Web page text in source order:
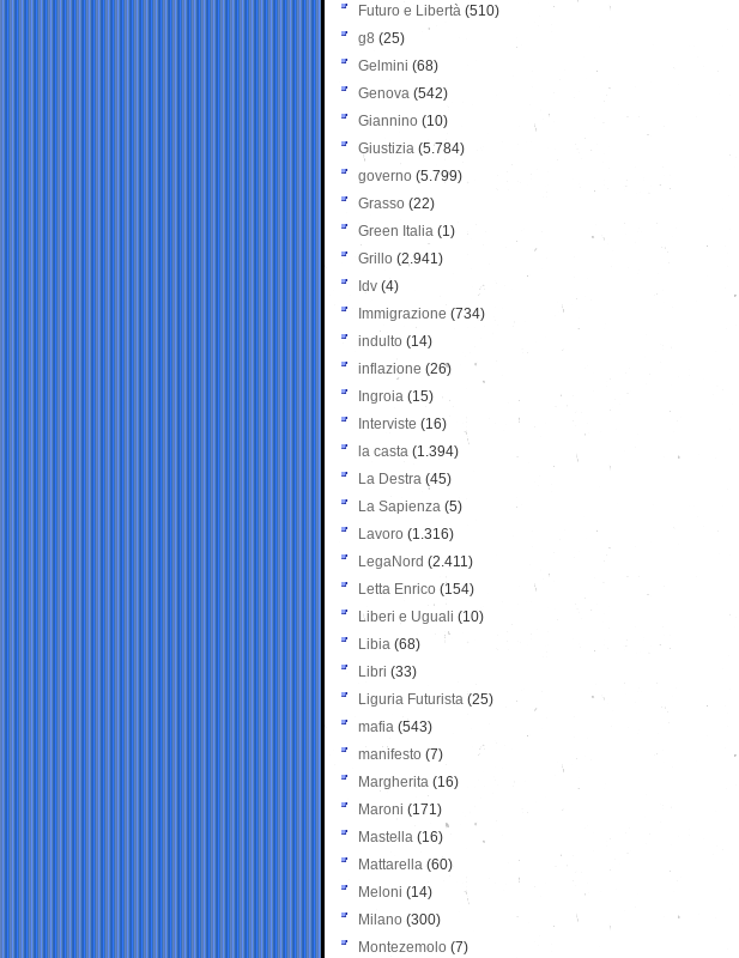
Futuro e Libertà (510)
g8 (25)
Gelmini (68)
Genova (542)
Giannino (10)
Giustizia (5.784)
governo (5.799)
Grasso (22)
Green Italia (1)
Grillo (2.941)
Idv (4)
Immigrazione (734)
indulto (14)
inflazione (26)
Ingroia (15)
Interviste (16)
la casta (1.394)
La Destra (45)
La Sapienza (5)
Lavoro (1.316)
LegaNord (2.411)
Letta Enrico (154)
Liberi e Uguali (10)
Libia (68)
Libri (33)
Liguria Futurista (25)
mafia (543)
manifesto (7)
Margherita (16)
Maroni (171)
Mastella (16)
Mattarella (60)
Meloni (14)
Milano (300)
Montezemolo (7)